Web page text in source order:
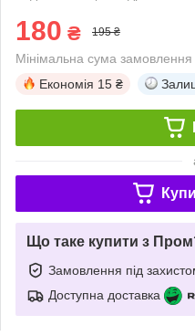
180 ₴ 195 ₴
Мінімальна сума
Економія 15 ₴
Що таке купити з
Замовлення під
Доступна доставка